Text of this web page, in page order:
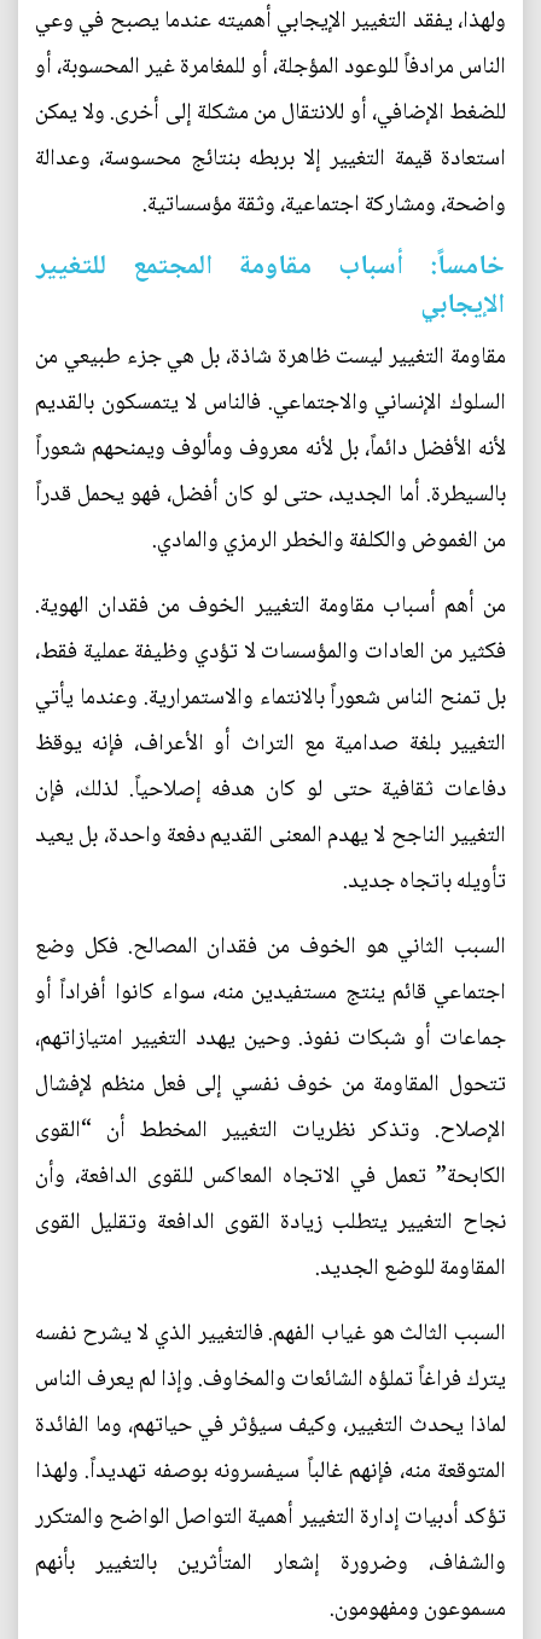
ولهذا، يفقد التغيير الإيجابي أهميته عندما يصبح في وعي
الناس مرادفاً للوعود المؤجلة، أو للمغامرة غير المحسوبة، أو
للضغط الإضافي، أو للانتقال من مشكلة إلى أخرى. ولا يمكن
استعادة قيمة التغيير إلا بربطه بنتائج محسوسة، وعدالة
واضحة، ومشاركة اجتماعية، وثقة مؤسساتية.
خامساً: أسباب مقاومة المجتمع للتغيير
الإيجابي
مقاومة التغيير ليست ظاهرة شاذة، بل هي جزء طبيعي من
السلوك الإنساني والاجتماعي. فالناس لا يتمسكون بالقديم
لأنه الأفضل دائماً، بل لأنه معروف ومألوف ويمنحهم شعوراً
بالسيطرة. أما الجديد، حتى لو كان أفضل، فهو يحمل قدراً
من الغموض والكلفة والخطر الرمزي والمادي.
من أهم أسباب مقاومة التغيير الخوف من فقدان الهوية.
فكثير من العادات والمؤسسات لا تؤدي وظيفة عملية فقط،
بل تمنح الناس شعوراً بالانتماء والاستمرارية. وعندما يأتي
التغيير بلغة صدامية مع التراث أو الأعراف، فإنه يوقظ
دفاعات ثقافية حتى لو كان هدفه إصلاحياً. لذلك، فإن
التغيير الناجح لا يهدم المعنى القديم دفعة واحدة، بل يعيد
تأويله باتجاه جديد.
السبب الثاني هو الخوف من فقدان المصالح. فكل وضع
اجتماعي قائم ينتج مستفيدين منه، سواء كانوا أفراداً أو
جماعات أو شبكات نفوذ. وحين يهدد التغيير امتيازاتهم،
تتحول المقاومة من خوف نفسي إلى فعل منظم لإفشال
الإصلاح. وتذكر نظريات التغيير المخطط أن “القوى
الكابحة” تعمل في الاتجاه المعاكس للقوى الدافعة، وأن
نجاح التغيير يتطلب زيادة القوى الدافعة وتقليل القوى
المقاومة للوضع الجديد.
السبب الثالث هو غياب الفهم. فالتغيير الذي لا يشرح نفسه
يترك فراغاً تملؤه الشائعات والمخاوف. وإذا لم يعرف الناس
لماذا يحدث التغيير، وكيف سيؤثر في حياتهم، وما الفائدة
المتوقعة منه، فإنهم غالباً سيفسرونه بوصفه تهديداً. ولهذا
تؤكد أدبيات إدارة التغيير أهمية التواصل الواضح والمتكرر
والشفاف، وضرورة إشعار المتأثرين بالتغيير بأنهم
مسموعون ومفهومون.